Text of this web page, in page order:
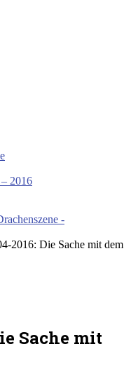
2016
-
2016: Die Sache mit dem
Sache mit